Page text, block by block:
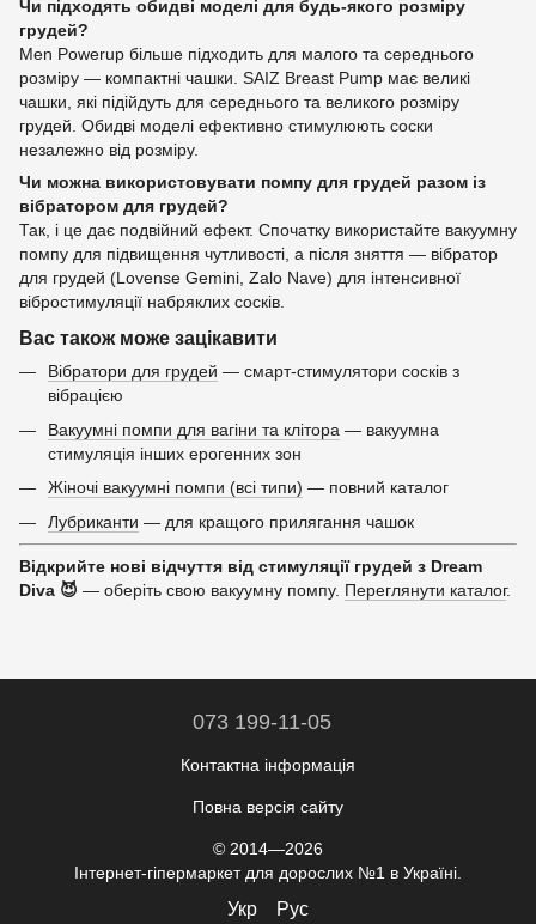
Чи підходять обидві моделі для будь-якого розміру
грудей?
Men Powerup більше підходить для малого та середнього
розміру — компактні чашки. SAIZ Breast Pump має великі
чашки, які підійдуть для середнього та великого розміру
грудей. Обидві моделі ефективно стимулюють соски
незалежно від розміру.
Чи можна використовувати помпу для грудей разом із
вібратором для грудей?
Так, і це дає подвійний ефект. Спочатку використайте вакуумну
помпу для підвищення чутливості, а після зняття — вібратор
для грудей (Lovense Gemini, Zalo Nave) для інтенсивної
вібростимуляції набряклих сосків.
Вас також може зацікавити
Вібратори для грудей — смарт-стимулятори сосків з
вібрацією
Вакуумні помпи для вагіни та клітора — вакуумна
стимуляція інших ерогенних зон
Жіночі вакуумні помпи (всі типи) — повний каталог
Лубриканти — для кращого прилягання чашок
Відкрийте нові відчуття від стимуляції грудей з Dream
Diva 😈 — оберіть свою вакуумну помпу. Переглянути каталог.
073 199-11-05
Контактна інформація
Повна версія сайту
© 2014—2026
Інтернет-гіпермаркет для дорослих №1 в Україні.
Укр Рус